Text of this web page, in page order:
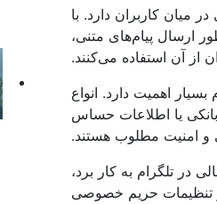
میان کاربران دارد. با
ارسال پیام‌های متنی،
از آن استفاده می‌کنند.
اهمیت دارد. انواع
یا اطلاعات حساس
و امنیت مطلوب هستند.
در تلگرام به کار برد،
از تنظیمات حریم خصوصی